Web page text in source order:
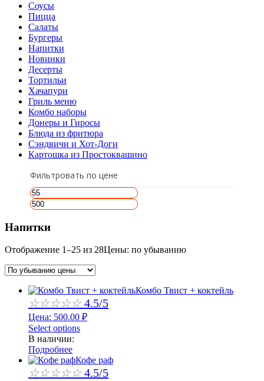
Соусы
Пицца
Салаты
Бургеры
Напитки
Новинки
Десерты
Тортильи
Хачапури
Гриль меню
Комбо наборы
Донеры и Гиросы
Блюда из фритюра
Сэндвичи и Хот-Доги
Картошка из Простоквашино
Фильтровать по цене
Напитки
Отображение 1–25 из 28Цены: по убыванию
Комбо Твист + коктейль
☆☆☆☆☆ 4.5/5
Цена: 500.00 ₽
Select options
В наличии:
Подробнее
Кофе раф
☆☆☆☆☆ 4.5/5